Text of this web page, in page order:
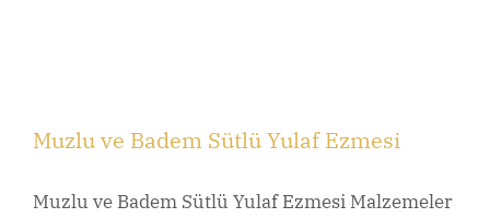
Muzlu ve Badem Sütlü Yulaf Ezmesi
Muzlu ve Badem Sütlü Yulaf Ezmesi Malzemeler